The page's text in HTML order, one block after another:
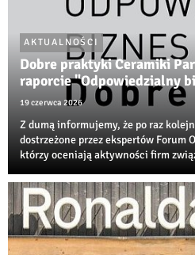
AKTUALNOŚCI
Dobre praktyki Ceramiki
raporcie "Odpowiedzialny
19 czerwca 2026
Z dumą informujemy, że po raz
dostrzeżone przez ekspertów Forum
którzy oceniają aktywności firm
odpowiedzialnością biznesu.